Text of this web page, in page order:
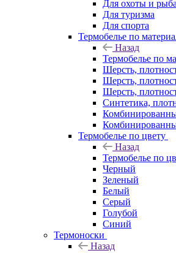
Для охоты и
Для туризма
Для спорта
Термобелье по
Назад
Термобелье по
Шерсть,
Шерсть,
Шерсть,
Синтетика,
Термобелье по цвету
Назад
Термобелье по
Черный
Зеленый
Белый
Серый
Голубой
Синий
Термоноски
Назад